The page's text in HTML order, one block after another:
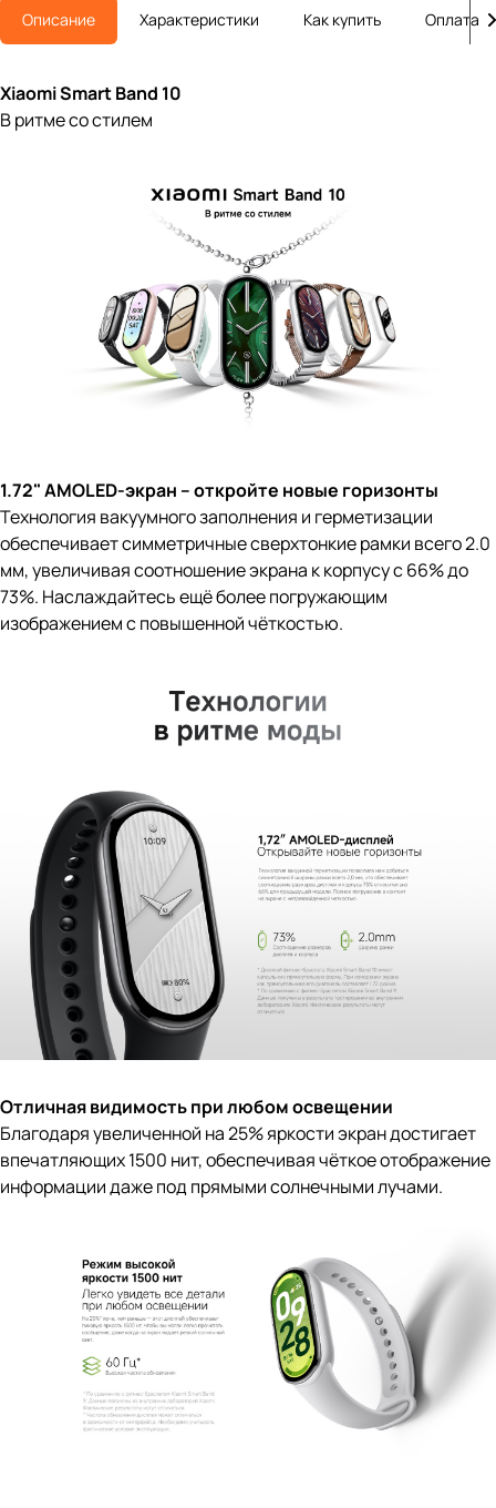
Описание Характеристики Как купить Оплата
Xiaomi Smart Band 10
В ритме со стилем
1.72" AMOLED-экран – откройте новые горизонты
Технология вакуумного заполнения и герметизации
обеспечивает симметричные сверхтонкие рамки всего 2.0
мм, увеличивая соотношение экрана к корпусу с 66% до
73%. Наслаждайтесь ещё более погружающим
изображением с повышенной чёткостью.
Отличная видимость при любом освещении
Благодаря увеличенной на 25% яркости экран достигает
впечатляющих 1500 нит, обеспечивая чёткое отображение
информации даже под прямыми солнечными лучами.